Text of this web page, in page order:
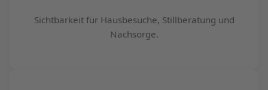
Sichtbarkeit für Hausbesuche, Stillberatung und
Nachsorge.